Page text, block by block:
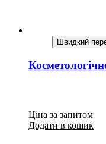
Швидкий
Ціна за запитом
Додати в кошик